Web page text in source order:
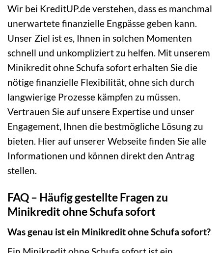
Wir bei KreditUP.de verstehen, dass es manchmal
unerwartete finanzielle Engpässe geben kann.
Unser Ziel ist es, Ihnen in solchen Momenten
schnell und unkompliziert zu helfen. Mit unserem
Minikredit ohne Schufa sofort erhalten Sie die
nötige finanzielle Flexibilität, ohne sich durch
langwierige Prozesse kämpfen zu müssen.
Vertrauen Sie auf unsere Expertise und unser
Engagement, Ihnen die bestmögliche Lösung zu
bieten. Hier auf unserer Webseite finden Sie alle
Informationen und können direkt den Antrag
stellen.
FAQ – Häufig gestellte Fragen zu
Minikredit ohne Schufa sofort
Was genau ist ein Minikredit ohne Schufa sofort?